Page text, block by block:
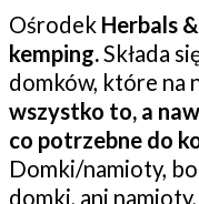
Ośrodek Herbals
kemping.Składa
domków, które na
wszystko to, a
co potrzebne do
Domki/namioty,
domki, ani